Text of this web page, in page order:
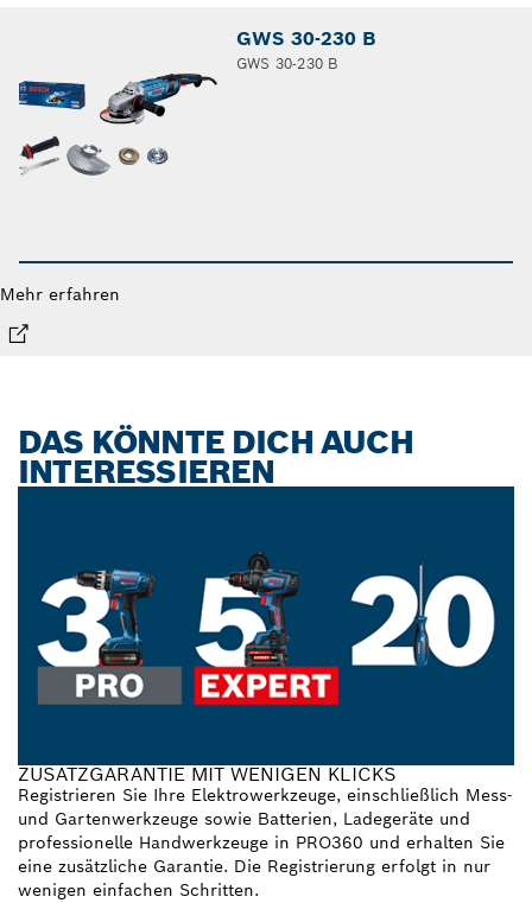
GWS 30-230 B
GWS 30-230 B
Mehr erfahren
DAS KÖNNTE DICH AUCH
INTERESSIEREN
ZUSATZGARANTIE MIT WENIGEN KLICKS
Registrieren Sie Ihre Elektrowerkzeuge, einschließlich Mess-
und Gartenwerkzeuge sowie Batterien, Ladegeräte und
professionelle Handwerkzeuge in PRO360 und erhalten Sie
eine zusätzliche Garantie. Die Registrierung erfolgt in nur
wenigen einfachen Schritten.